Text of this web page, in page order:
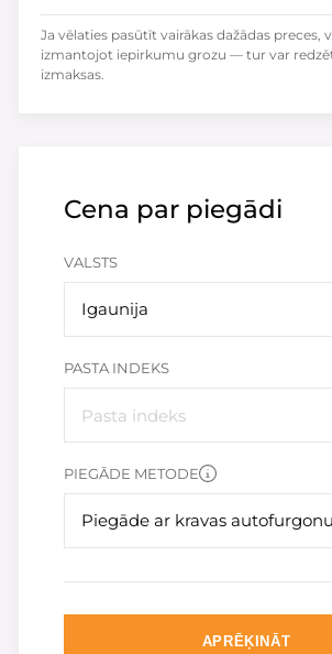
Cena par piegādi
VALSTS
Igaunija
PASTA INDEKS
PIEGĀDE METODE
Piegāde ar kravas
APRĒĶINĀT
Ja vēlaties pasūtīt vairākas dažādas preces,
izmantojot iepirkumu grozu — tur var
izmaksas.